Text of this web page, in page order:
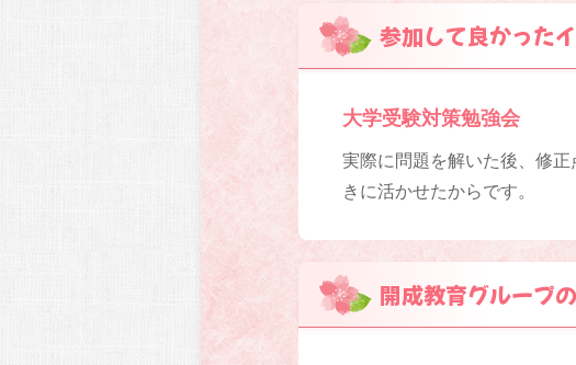
参加して良かった
大学受験対策勉強会
実際に問題を解いた後、修
きに活かせたからです。
開成教育グループ